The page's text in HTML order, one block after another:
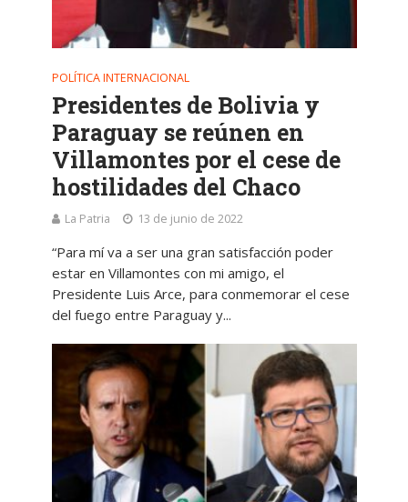
POLÍTICA INTERNACIONAL
Presidentes de Bolivia y
Paraguay se reúnen en
Villamontes por el cese de
hostilidades del Chaco
La Patria 13 de junio de 2022
“Para mí va a ser una gran satisfacción poder
estar en Villamontes con mi amigo, el
Presidente Luis Arce, para conmemorar el cese
del fuego entre Paraguay y...